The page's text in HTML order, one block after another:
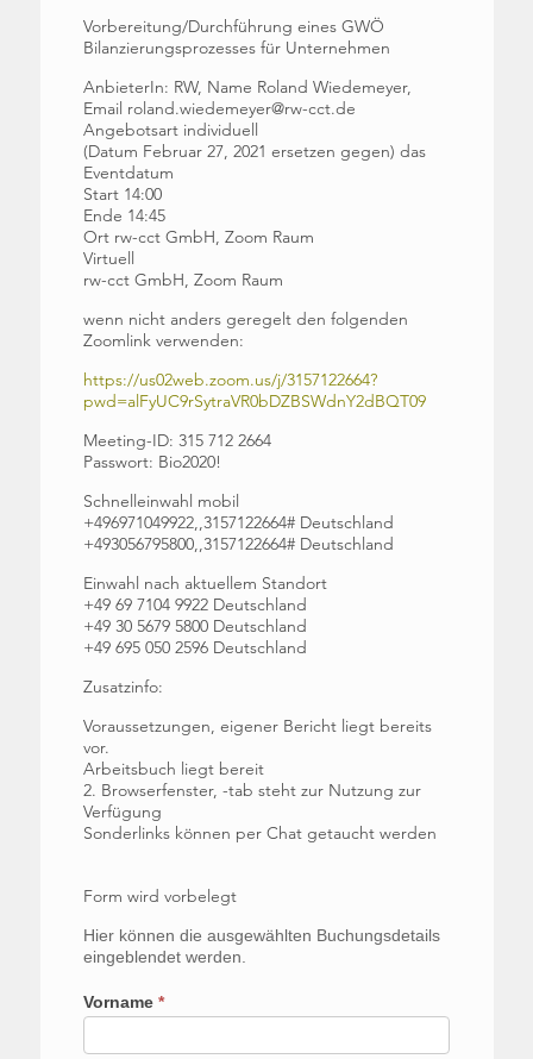
Vorbereitung/Durchführung eines GWÖ
Bilanzierungsprozesses für Unternehmen
AnbieterIn: RW, Name Roland Wiedemeyer,
Email roland.wiedemeyer@rw-cct.de
Angebotsart individuell
(Datum Februar 27, 2021 ersetzen gegen) das
Eventdatum
Start 14:00
Ende 14:45
Ort rw-cct GmbH, Zoom Raum
Virtuell
rw-cct GmbH, Zoom Raum
wenn nicht anders geregelt den folgenden
Zoomlink verwenden:
https://us02web.zoom.us/j/3157122664?
pwd=alFyUC9rSytraVR0bDZBSWdnY2dBQT09
Meeting-ID: 315 712 2664
Passwort: Bio2020!
Schnelleinwahl mobil
+496971049922,,3157122664# Deutschland
+493056795800,,3157122664# Deutschland
Einwahl nach aktuellem Standort
+49 69 7104 9922 Deutschland
+49 30 5679 5800 Deutschland
+49 695 050 2596 Deutschland
Zusatzinfo:
Voraussetzungen, eigener Bericht liegt bereits
vor.
Arbeitsbuch liegt bereit
2. Browserfenster, -tab steht zur Nutzung zur
Verfügung
Sonderlinks können per Chat getaucht werden
Form wird vorbelegt
Buchungsvorgang
Hier können die ausgewählten Buchungsdetails
eingeblendet werden.
Vorname *